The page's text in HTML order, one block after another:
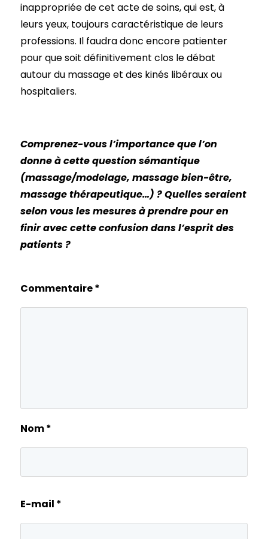
inappropriée de cet acte de soins, qui est, à
leurs yeux, toujours caractéristique de leurs
professions. Il faudra donc encore patienter
pour que soit définitivement clos le débat
autour du massage et des kinés libéraux ou
hospitaliers.
Comprenez-vous l’importance que l’on
donne à cette question sémantique
(massage/modelage, massage bien-être,
massage thérapeutique…) ? Quelles seraient
selon vous les mesures à prendre pour en
finir avec cette confusion dans l’esprit des
patients ?
Commentaire*
Nom*
E-mail *